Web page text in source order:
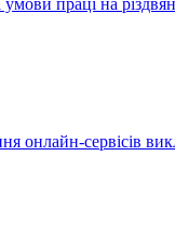
онлайн-сервісів